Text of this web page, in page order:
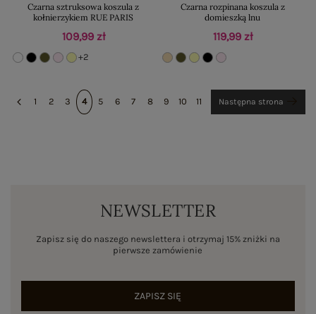
Czarna sztruksowa koszula z
kołnierzykiem RUE PARIS
109,99 zł
+2
Czarna rozpinana koszula z
domieszką lnu
119,99 zł
1 2 3 4 5 6 7 8 9 10 11 Następna strona
NEWSLETTER
Zapisz się do naszego newslettera i otrzymaj 15% zniżki na
pierwsze zamówienie
ZAPISZ SIĘ